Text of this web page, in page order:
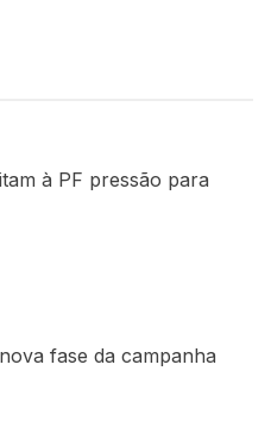
à PF pressão para
fase da campanha